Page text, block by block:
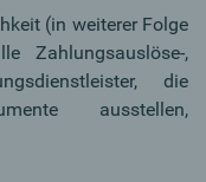
(in weiterer Folge
Zahlungsauslöse-,
die
ausstellen,